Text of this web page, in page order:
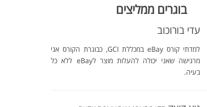
בוגרים ממליצים
עדי בורוכוב
למדתי קורס eBay במכללת GCI, כבוגרת הקורס אני
מרגישה שאני יכולה להעלות מוצר לeBay ללא כל
בעיה.